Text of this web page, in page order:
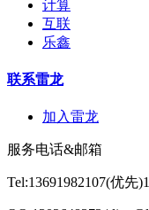
计算
互联
乐鑫
联系雷龙
加入雷龙
服务电话&邮箱
Tel:13691982107(优先